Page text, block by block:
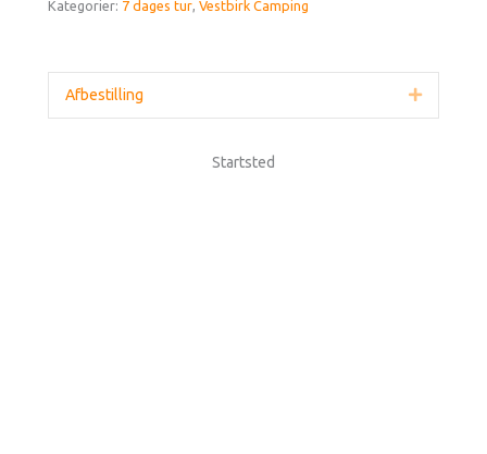
Kategorier: 7 dages tur, Vestbirk Camping
Afbestilling Udvid
Startsted